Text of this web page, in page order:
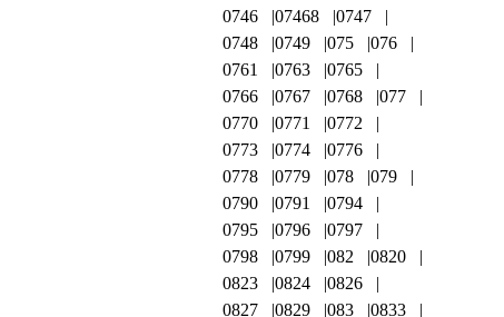
0746
07468
0747
0748
0749 075
076
0761
0763
0765
0766
0767 0768
077
0770
0771
0772
0773
0774
0776
0778
0779 078
079
0790
0791
0794
0795
0796
0797
0798
0799 082
0820
0823
0824
0826
0827
0829 083
0833